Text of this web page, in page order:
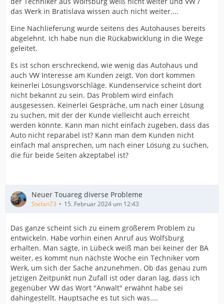
das Werk in Bratislava wissen auch nicht weiter....
Eine Nachlieferung wurde seitens des Autohauses bereits
abgelehnt. Ich habe nun die Rückabwicklung in die Wege
geleitet.
Es ist schon erschreckend, wie wenig das Autohaus und
auch VW Interesse am Kunden zeigt. Von dort kommen
keinerlei Lösungsvorschläge. Kundenservice scheint dort
nicht bekannt zu sein. Das Problem wird einfach
ausgesessen. Keinerlei Gespräche, um nach einer Lösung
zu suchen, mit der der Kunde vielleicht auch erreicht
werden könnte. Kann man nicht einfach zugeben, dass das
Auto nicht reparabel ist? Kann man dem Kunden nicht
einfach mal ansprechen, um nach einer Lösung zu suchen,
die für beide Seiten akzeptabel ist?
Neuer Touareg diverse Probleme
Stefan73 15. Februar 2024 um 12:43
Das ganze scheint sich zu einem größerem Problem zu
entwickeln. Habe vorhin einen Anruf aus Wolfsburg
erhalten. Man sagte, in Lübeck weiß man bei keiner der BA
weiter, es kommt nun nächste Woche ein Techniker vom
Werk, um sich der Sache anzunehmen. Ob das genau zum
jetzigen Zeitpunkt nun Zufall ist oder daran lag, dass ich
gegenüber VW das Wort "Anwalt" erwähnt habe sei
dahingestellt. Hauptsache es tut sich was....